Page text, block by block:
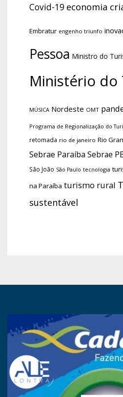
Covid-19 economia
Embratur engenho triunfo
Pessoa Ministro do
Ministério do
MÚSICA Nordeste OMT
Programa de Regionalização do
retomada rio de janeiro Rio
Sebrae Paraíba Sebrae
São João São Paulo tecnologia
na Paraíba turismo rural
sustentável